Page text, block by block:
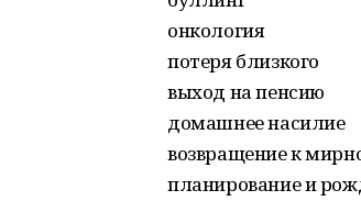
онкология
потеря близкого
выход на пенсию
домашнее насилие
возвращение к
планирование и